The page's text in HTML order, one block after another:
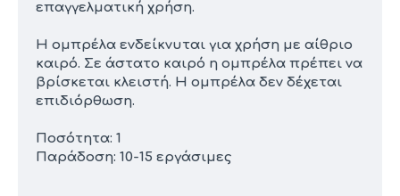
επαγγελματική χρήση.
Η ομπρέλα ενδείκνυται για χρήση με αίθριο
καιρό. Σε άστατο καιρό η ομπρέλα πρέπει να
βρίσκεται κλειστή. Η ομπρέλα δεν δέχεται
επιδιόρθωση.
Ποσότητα: 1
Παράδοση: 10-15 εργάσιμες